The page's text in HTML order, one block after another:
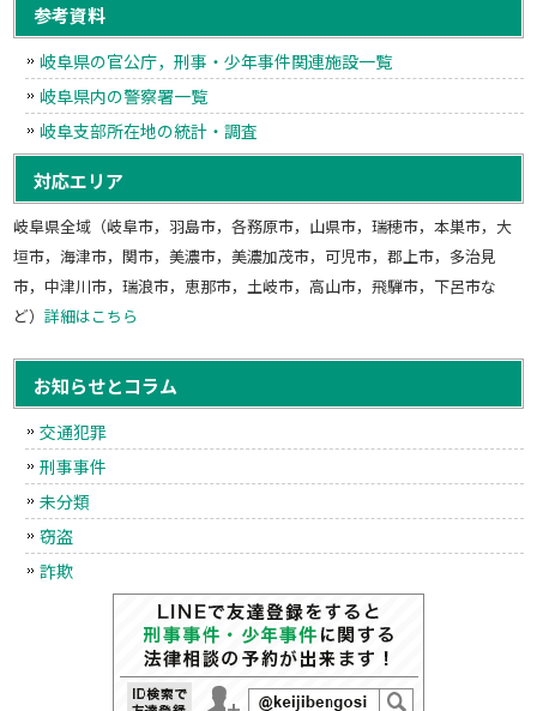
参考資料
岐阜県の官公庁，刑事・少年事件関連施設一覧
岐阜県内の警察署一覧
岐阜支部所在地の統計・調査
対応エリア
岐阜県全域（岐阜市，羽島市，各務原市，山県市，瑞穂市，本巣市，大
垣市，海津市，関市，美濃市，美濃加茂市，可児市，郡上市，多治見
市，中津川市，瑞浪市，恵那市，土岐市，高山市，飛騨市，下呂市な
ど）詳細はこちら
お知らせとコラム
交通犯罪
刑事事件
未分類
窃盗
詐欺